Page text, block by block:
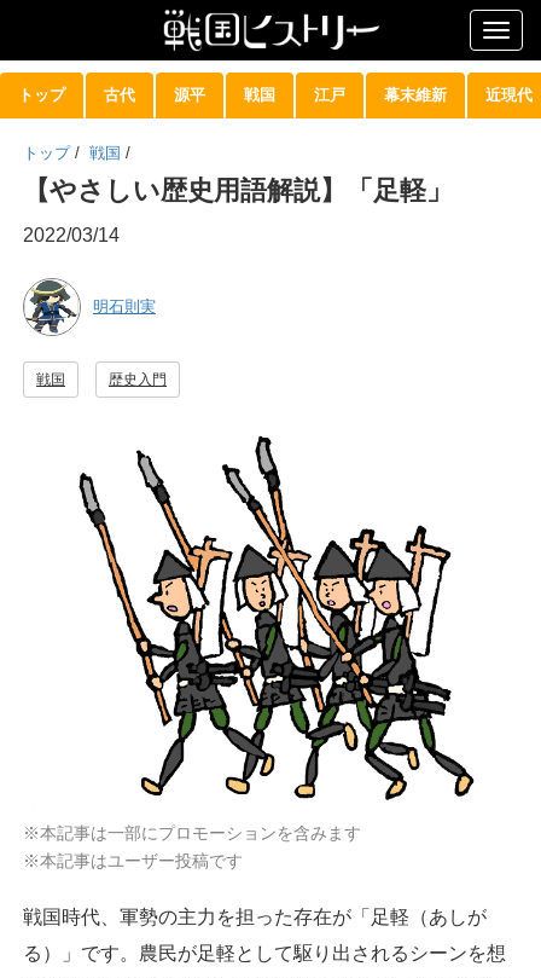
トップ 古代 源平 戦国 江戸 幕末維新 近現代
トップ / 戦国 /
【やさしい歴史用語解説】「足軽」
2022/03/14
明石則実
戦国 歴史入門
※本記事は一部にプロモーションを含みます
※本記事はユーザー投稿です
戦国時代、軍勢の主力を担った存在が「足軽（あしが
る）」です。農民が足軽として駆り出されるシーンを想